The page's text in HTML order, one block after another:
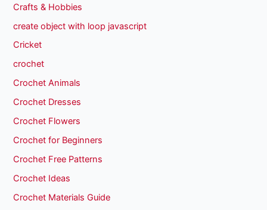
Crafts & Hobbies
create object with loop javascript
Cricket
crochet
Crochet Animals
Crochet Dresses
Crochet Flowers
Crochet for Beginners
Crochet Free Patterns
Crochet Ideas
Crochet Materials Guide